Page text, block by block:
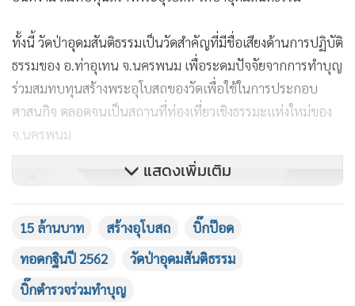
ทั้งนี้ วัดป่าอุดมสันติธรรมเป็นวัดสำคัญที่มีชื่อเสียงด้านการปฏิบัติ
ธรรมของ อ.ท่าอุเทน จ.นครพนม เพื่อระดมปัจจัยจากการทำบุญ
ร่วมสมทบทุนสร้างพระอุโบสถของวัดเพื่อใช้ในการประกอบ
ศาสนกิจ ตลอดจนเป็นสถานที่ท่องเที่ยวเชิงธรรมะแห่งใหม่ของ
จ.นครพนม
แสดงเพิ่มเติม
15 ล้านบาท สร้างอุโบสถ
บิ๊กป๊อด
ทอดกฐินปี 2562
วัดป่าอุดมสันติธรรม
บิ๊กตำรวจร่วมทำบุญ